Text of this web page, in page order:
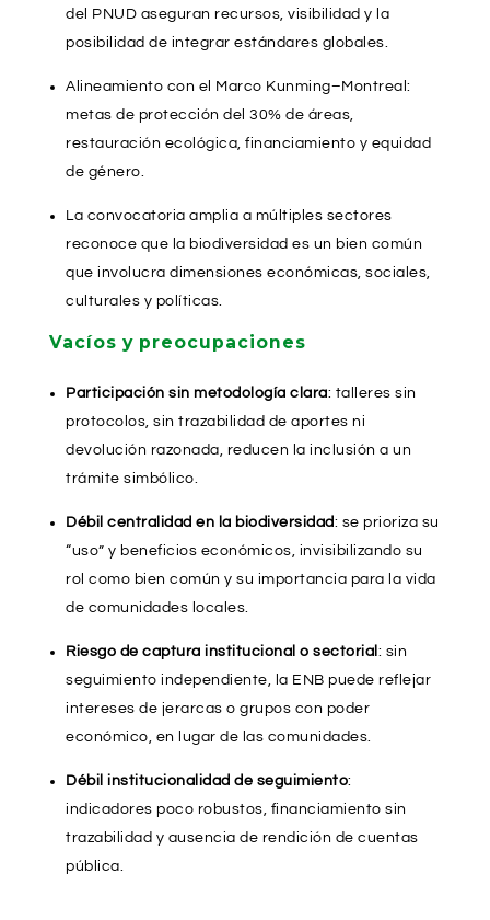
del PNUD aseguran recursos, visibilidad y la
posibilidad de integrar estándares globales.
Alineamiento con el Marco Kunming–Montreal:
metas de protección del 30% de áreas,
restauración ecológica, financiamiento y equidad
de género.
La convocatoria amplia a múltiples sectores
reconoce que la biodiversidad es un bien común
que involucra dimensiones económicas, sociales,
culturales y políticas.
Vacíos y preocupaciones
Participación sin metodología clara: talleres sin
protocolos, sin trazabilidad de aportes ni
devolución razonada, reducen la inclusión a un
trámite simbólico.
Débil centralidad en la biodiversidad: se prioriza su
“uso” y beneficios económicos, invisibilizando su
rol como bien común y su importancia para la vida
de comunidades locales.
Riesgo de captura institucional o sectorial : sin
seguimiento independiente, la ENB puede reflejar
intereses de jerarcas o grupos con poder
económico, en lugar de las comunidades.
Débil institucionalidad de seguimiento:
indicadores poco robustos, financiamiento sin
trazabilidad y ausencia de rendición de cuentas
pública.